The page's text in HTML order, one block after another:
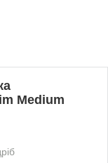
Medium